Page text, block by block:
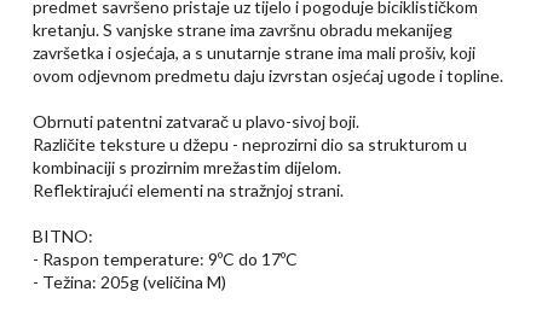
predmet savršeno pristaje uz tijelo i pogoduje biciklističkom
kretanju. S vanjske strane ima završnu obradu mekanijeg
završetka i osjećaja, a s unutarnje strane ima mali prošiv, koji
ovom odjevnom predmetu daju izvrstan osjećaj ugode i topline.
Obrnuti patentni zatvarač u plavo-sivoj boji.
Različite teksture u džepu - neprozirni dio sa strukturom u
kombinaciji s prozirnim mrežastim dijelom.
Reflektirajući elementi na stražnjoj strani.
BITNO:
- Raspon temperature: 9ºC do 17ºC
- Težina: 205g (veličina M)